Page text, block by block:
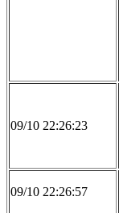
09/10 22:26:23
09/10 22:26:57